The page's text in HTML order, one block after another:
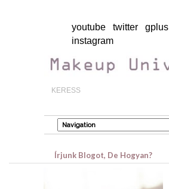
youtube twitter gplus
instagram
Írjunk Blogot, De Hogyan?